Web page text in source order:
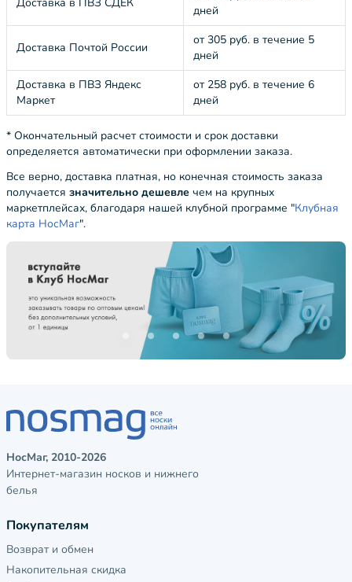
дней
Доставка Почтой России
от 305 руб. в течение 5
дней
Доставка в ПВЗ Яндекс
Маркет
от 258 руб. в течение 6
дней
* Окончательный расчет стоимости и срок доставки
определяется автоматически при оформлении заказа.
Все верно, доставка платная, но конечная стоимость заказа
получается значительно дешевле чем на крупных
маркетплейсах, благодаря нашей клубной программе "Клубная
карта НосМаг".
НосМаг, 2010-2026
Интернет-магазин носков и нижнего
белья
Покупателям
Возврат и обмен
Накопительная скидка